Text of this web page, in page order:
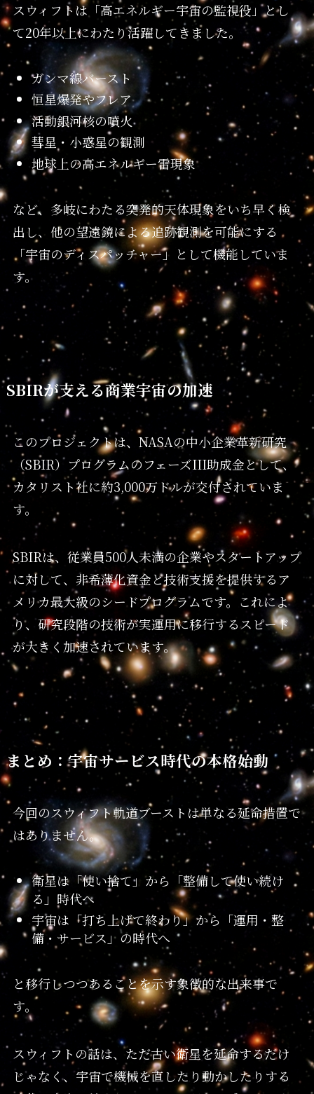
スウィフトは「高エネルギー宇宙の監視役」とし
て20年以上にわたり活躍してきました。
ガンマ線バースト
恒星爆発やフレア
活動銀河核の噴火
彗星・小惑星の観測
地球上の高エネルギー雷現象
など、多岐にわたる突発的天体現象をいち早く検
出し、他の望遠鏡による追跡観測を可能にする
「宇宙のディスパッチャー」として機能していま
す。
SBIRが支える商業宇宙の加速
このプロジェクトは、NASAの中小企業革新研究
（SBIR）プログラムのフェーズIII助成金として、
カタリスト社に約3,000万ドルが交付されていま
す。
SBIRは、従業員500人未満の企業やスタートアップ
に対して、非希薄化資金と技術支援を提供するア
メリカ最大級のシードプログラムです。これによ
り、研究段階の技術が実運用に移行するスピード
が大きく加速されています。
まとめ：宇宙サービス時代の本格始動
今回のスウィフト軌道ブーストは単なる延命措置で
はありません。
衛星は「使い捨て」から「整備して使い続け
る」時代へ
宇宙は「打ち上げて終わり」から「運用・整
備・サービス」の時代へ
と移行しつつあることを示す象徴的な出来事で
す。
スウィフトの話は、ただ古い衛星を延命するだけ
じゃなく、宇宙で機械を直したり動かしたりする